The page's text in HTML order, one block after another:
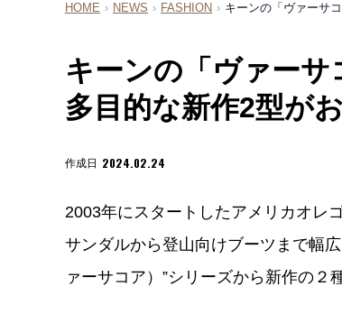
HOME › NEWS › FASHION › キーンの「ヴァーサ
キーンの「ヴァー
多目的な新作2型が
作成日 2024.02.24
2003年にスタートしたアメリカオレ
サンダルから登山向けブーツまで幅
ァーサコア）”シリーズから新作の２